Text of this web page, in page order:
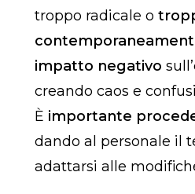
troppo radicale o
impatto negativo
creando caos e
È importante
dando al personale il
adattarsi alle